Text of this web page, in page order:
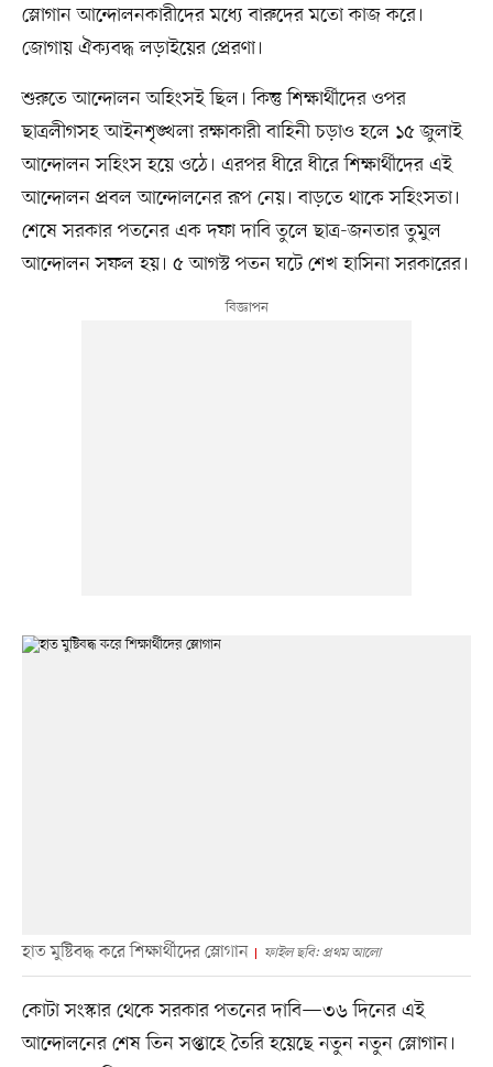
স্লোগান আন্দোলনকারীদের মধ্যে বারুদের মতো কাজ করে।
জোগায় ঐক্যবদ্ধ লড়াইয়ের প্রেরণা।
শুরুতে আন্দোলন অহিংসই ছিল। কিন্তু শিক্ষার্থীদের ওপর
ছাত্রলীগসহ আইনশৃঙ্খলা রক্ষাকারী বাহিনী চড়াও হলে ১৫ জুলাই
আন্দোলন সহিংস হয়ে ওঠে। এরপর ধীরে ধীরে শিক্ষার্থীদের এই
আন্দোলন প্রবল আন্দোলনের রূপ নেয়। বাড়তে থাকে সহিংসতা।
শেষে সরকার পতনের এক দফা দাবি তুলে ছাত্র-জনতার তুমুল
আন্দোলন সফল হয়। ৫ আগস্ট পতন ঘটে শেখ হাসিনা সরকারের।
হাত মুষ্টিবদ্ধ করে শিক্ষার্থীদের স্লোগান ফাইল ছবি: প্রথম আলো
কোটা সংস্কার থেকে সরকার পতনের দাবি—৩৬ দিনের এই
আন্দোলনের শেষ তিন সপ্তাহে তৈরি হয়েছে নতুন নতুন স্লোগান।